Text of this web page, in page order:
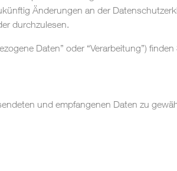
Änderungen an der
durchzulesen.
Daten” oder “Verarbeitung”)
und empfangenen Daten zu